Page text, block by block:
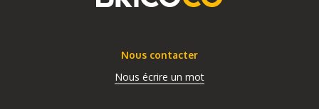
Nous contacter
Nous écrire un mot